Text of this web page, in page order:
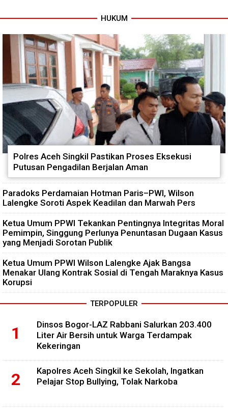
HUKUM
Polres Aceh Singkil Pastikan Proses Eksekusi
Putusan Pengadilan Berjalan Aman
Paradoks Perdamaian Hotman Paris–PWI, Wilson
Lalengke Soroti Aspek Keadilan dan Marwah Pers
Ketua Umum PPWI Tekankan Pentingnya Integritas Moral
Pemimpin, Singgung Perlunya Penuntasan Dugaan Kasus
yang Menjadi Sorotan Publik
Ketua Umum PPWI Wilson Lalengke Ajak Bangsa
Menakar Ulang Kontrak Sosial di Tengah Maraknya Kasus
Korupsi
TERPOPULER
Dinsos Bogor-LAZ Rabbani Salurkan 203.400
Liter Air Bersih untuk Warga Terdampak
Kekeringan
Kapolres Aceh Singkil ke Sekolah, Ingatkan
Pelajar Stop Bullying, Tolak Narkoba